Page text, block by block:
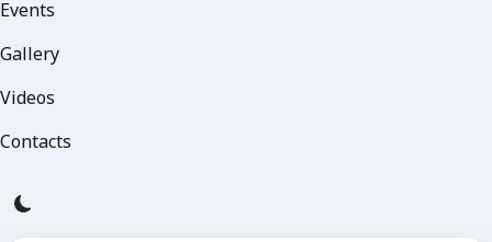
Events
Gallery
Videos
Contacts